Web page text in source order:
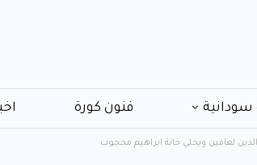
سودانية فنون كورة
لعامين ويخلي خانة ابراهيم محجوب